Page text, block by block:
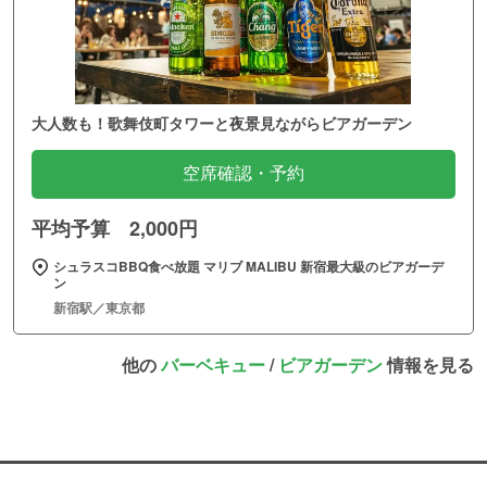
大人数も！歌舞伎町タワーと夜景見ながらビアガーデン
空席確認・予約
平均予算 2,000円
シュラスコBBQ食べ放題 マリブ MALIBU 新宿最大級のビアガーデ
ン
新宿駅／東京都
他のバーベキュー/ ビアガーデン情報を見る